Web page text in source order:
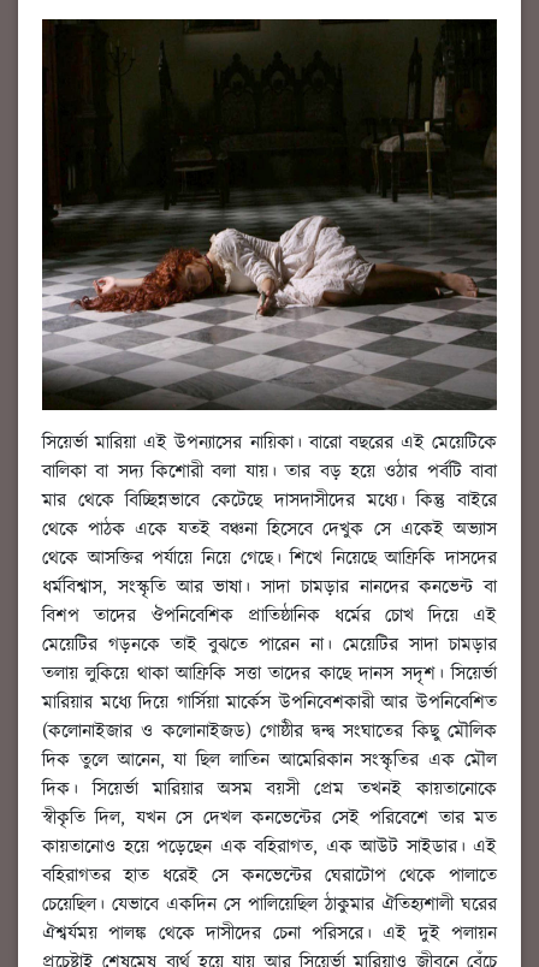
সিয়ের্ভা মারিয়া এই উপন্যাসের নায়িকা। বারো বছরের এই মেয়েটিকে
বালিকা বা সদ্য কিশোরী বলা যায়। তার বড় হয়ে ওঠার পর্বটি বাবা
মার থেকে বিচ্ছিন্নভাবে কেটেছে দাসদাসীদের মধ্যে। কিন্তু বাইরে
থেকে পাঠক একে যতই বঞ্চনা হিসেবে দেখুক সে একেই অভ্যাস
থেকে আসক্তির পর্যায়ে নিয়ে গেছে। শিখে নিয়েছে আফ্রিকি দাসদের
ধর্মবিশ্বাস, সংস্কৃতি আর ভাষা। সাদা চামড়ার নানদের কনভেন্ট বা
বিশপ তাদের ঔপনিবেশিক প্রাতিষ্ঠানিক ধর্মের চোখ দিয়ে এই
মেয়েটির গড়নকে তাই বুঝতে পারেন না। মেয়েটির সাদা চামড়ার
তলায় লুকিয়ে থাকা আফ্রিকি সত্তা তাদের কাছে দানস সদৃশ। সিয়ের্ভা
মারিয়ার মধ্যে দিয়ে গার্সিয়া মার্কেস উপনিবেশকারী আর উপনিবেশিত
(কলোনাইজার ও কলোনাইজড) গোষ্ঠীর দ্বন্দ্ব সংঘাতের কিছু মৌলিক
দিক তুলে আনেন, যা ছিল লাতিন আমেরিকান সংস্কৃতির এক মৌল
দিক। সিয়ের্ভা মারিয়ার অসম বয়সী প্রেম তখনই কায়তানোকে
স্বীকৃতি দিল, যখন সে দেখল কনভেন্টের সেই পরিবেশে তার মত
কায়তানোও হয়ে পড়েছেন এক বহিরাগত, এক আউট সাইডার। এই
বহিরাগতর হাত ধরেই সে কনভেন্টের ঘেরাটোপ থেকে পালাতে
চেয়েছিল। যেভাবে একদিন সে পালিয়েছিল ঠাকুমার ঐতিহ্যশালী ঘরের
ঐশ্বর্যময় পালঙ্ক থেকে দাসীদের চেনা পরিসরে। এই দুই পলায়ন